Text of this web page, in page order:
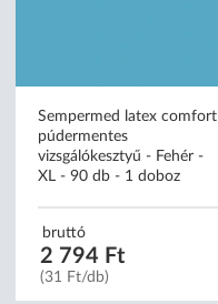
Sempermed latex comfort
púdermentes
vizsgálókesztyű - Fehér -
XL - 90 db - 1 doboz
bruttó
2 794 Ft
(31 Ft/db)